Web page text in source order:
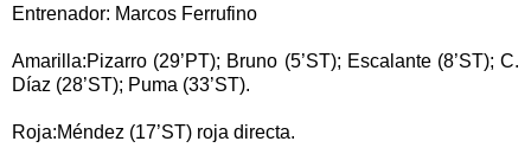
Entrenador: Marcos Ferrufino
Amarilla:Pizarro (29’PT); Bruno (5’ST); Escalante (8’ST); C.
Díaz (28’ST); Puma (33’ST).
Roja:Méndez (17’ST) roja directa.